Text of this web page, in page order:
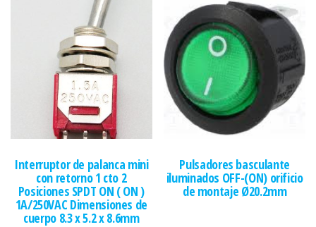
Interruptor de palanca mini
con retorno 1 cto 2
Posiciones SPDT ON ( ON )
1A/250VAC Dimensiones de
cuerpo 8.3 x 5.2 x 8.6mm
Pulsadores basculante
iluminados OFF-(ON) orificio
de montaje Ø20.2mm